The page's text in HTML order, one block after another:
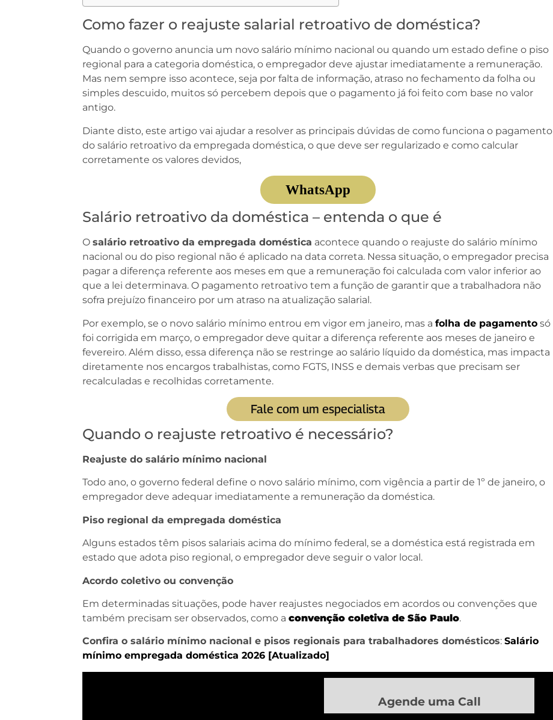
Como fazer o reajuste salarial retroativo de doméstica?
Quando o governo anuncia um novo salário mínimo nacional ou quando um estado define o piso
regional para a categoria doméstica, o empregador deve ajustar imediatamente a remuneração.
Mas nem sempre isso acontece, seja por falta de informação, atraso no fechamento da folha ou
simples descuido, muitos só percebem depois que o pagamento já foi feito com base no valor
antigo.
Diante disto, este artigo vai ajudar a resolver as principais dúvidas de como funciona o pagamento
do salário retroativo da empregada doméstica, o que deve ser regularizado e como calcular
corretamente os valores devidos,
WhatsApp
Salário retroativo da doméstica – entenda o que é
O salário retroativo da empregada doméstica acontece quando o reajuste do salário mínimo
nacional ou do piso regional não é aplicado na data correta. Nessa situação, o empregador precisa
pagar a diferença referente aos meses em que a remuneração foi calculada com valor inferior ao
que a lei determinava. O pagamento retroativo tem a função de garantir que a trabalhadora não
sofra prejuízo financeiro por um atraso na atualização salarial.
Por exemplo, se o novo salário mínimo entrou em vigor em janeiro, mas a folha de pagamento só
foi corrigida em março, o empregador deve quitar a diferença referente aos meses de janeiro e
fevereiro. Além disso, essa diferença não se restringe ao salário líquido da doméstica, mas impacta
diretamente nos encargos trabalhistas, como FGTS, INSS e demais verbas que precisam ser
recalculadas e recolhidas corretamente.
Fale com um especialista
Quando o reajuste retroativo é necessário?
Reajuste do salário mínimo nacional
Todo ano, o governo federal define o novo salário mínimo, com vigência a partir de 1º de janeiro, o
empregador deve adequar imediatamente a remuneração da doméstica.
Piso regional da empregada doméstica
Alguns estados têm pisos salariais acima do mínimo federal, se a doméstica está registrada em
estado que adota piso regional, o empregador deve seguir o valor local.
Acordo coletivo ou convenção
Em determinadas situações, pode haver reajustes negociados em acordos ou convenções que
também precisam ser observados, como a convenção coletiva de São Paulo.
Confira o salário mínimo nacional e pisos regionais para trabalhadores domésticos: Salário
mínimo empregada doméstica 2026 [Atualizado]
Agende uma Call